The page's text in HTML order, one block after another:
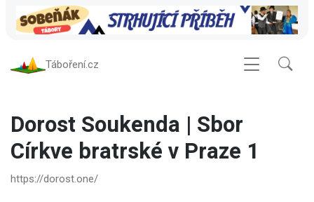
Táboření.cz
Dorost Soukenda | Sbor
Církve bratrské v Praze 1
https://dorost.one/